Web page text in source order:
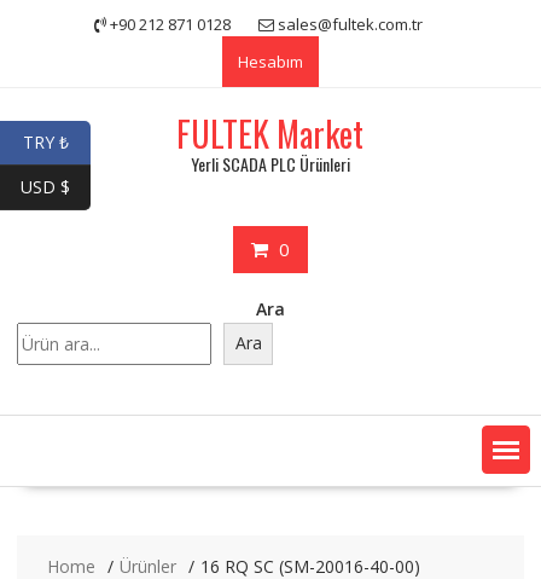
+90 212 871 0128
sales@fultek.com.tr
Hesabım
FULTEK Market
Yerli SCADA PLC Ürünleri
0
Ara
Ara
Home Ürünler 16 RQ SC (SM-20016-40-00)
TRY ₺
USD $